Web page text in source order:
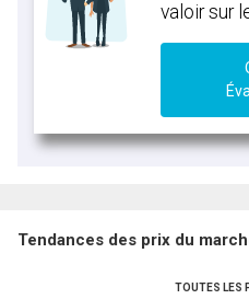
valoir sur
Tendances des prix du
TOUTES LES